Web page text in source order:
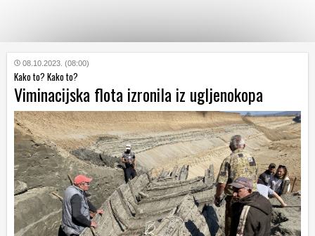
KATEGORIJE
HRVATSKI
WEB
08.10.2023. (08:00)
Kako to? Kako to?
Viminacijska flota izronila iz ugljenokopa